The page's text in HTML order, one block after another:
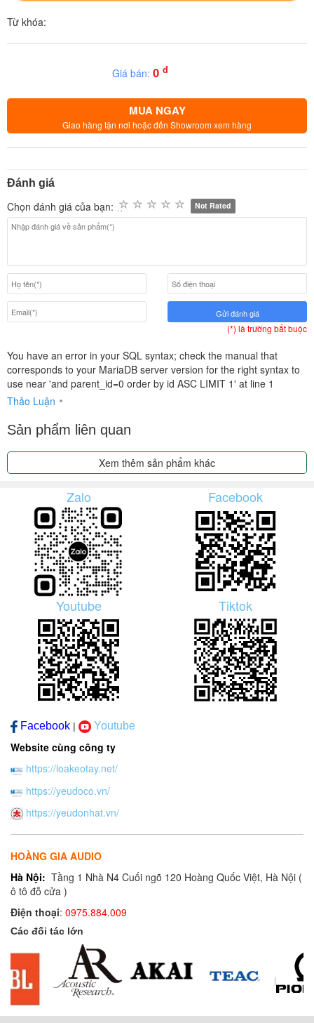
Từ khóa:
Giá bán: 0 đ
MUA NGAY
Giao hàng tận nơi hoặc đến Showroom xem hàng
Đánh giá
Chọn đánh giá của bạn: Not Rated
Gửi đánh giá
(*) là trường bắt buộc
You have an error in your SQL syntax; check the manual that
corresponds to your MariaDB server version for the right syntax to
use near 'and parent_id=0 order by id ASC LIMIT 1' at line 1
Thảo Luận
Sản phẩm liên quan
Xem thêm sản phẩm khác
Zalo Facebook
Youtube Tiktok
Facebook | Youtube
Website cùng công ty
https://loakeotay.net/
https://yeudoco.vn/
https://yeudonhat.vn/
HOÀNG GIA AUDIO
Hà Nội: Tầng 1 Nhà N4 Cuối ngõ 120 Hoàng Quốc Việt, Hà Nội (
ô tô đỗ cửa )
Điện thoại: 0975.884.009
Các đối tác lớn